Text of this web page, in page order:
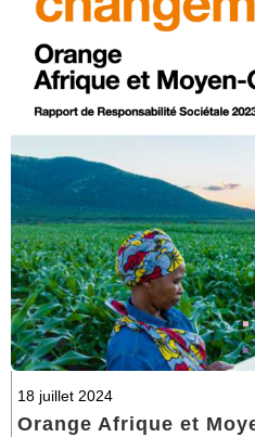
18 juillet 2024
Orange Afrique et